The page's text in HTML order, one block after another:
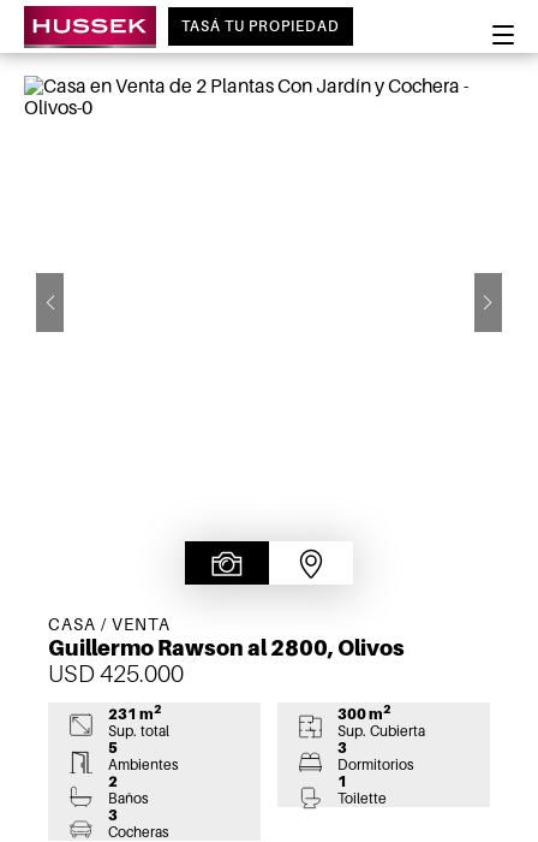
TASÁ TU PROPIEDAD
CASA / VENTA
Guillermo Rawson al 2800, Olivos
USD 425.000
231 m2
Sup. total
300 m2
Sup. Cubierta
5
Ambientes
3
Dormitorios
2
Baños
1
Toilette
3
Cocheras